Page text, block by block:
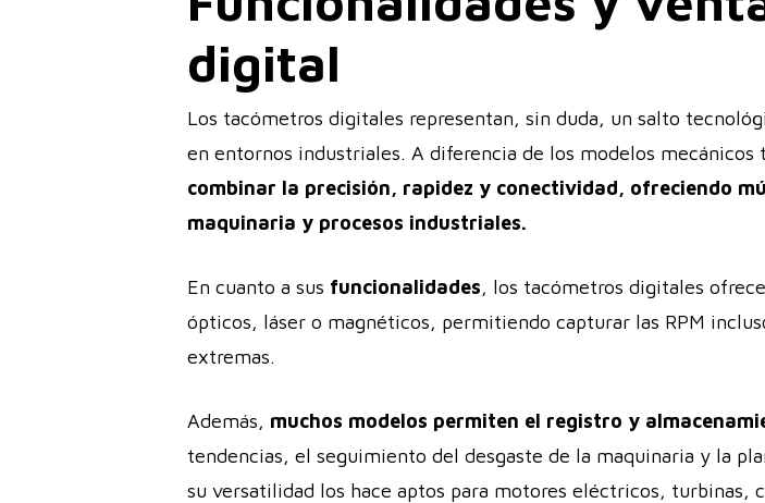
digital
Los tacómetros digitales representan, sin duda, un salto
en entornos industriales. A diferencia de los modelos mecánicos
combinar la precisión, rapidez y conectividad, ofreciendo
maquinaria y procesos industriales.
En cuanto a sus funcionalidades, los tacómetros digitales
ópticos, láser o magnéticos, permitiendo capturar las RPM
extremas.
Además, muchos modelos permiten el registro y
tendencias, el seguimiento del desgaste de la maquinaria y la
su versatilidad los hace aptos para motores eléctricos, turbinas,